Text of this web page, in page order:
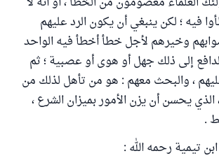
فيه ؛ لكن ينبغي أن يكون الرد عليهم
وخيرهم لأجل خطأ أخطأ فيه الواحد
إلى ذلك جهل أو هوى أو عصبية ؛ ثم
، والبحث معهم : هو من تأهل لذلك من
الذي يحسن أن يزن الأمور بميزان الشرع ،
.
تيمية رحمه الله :